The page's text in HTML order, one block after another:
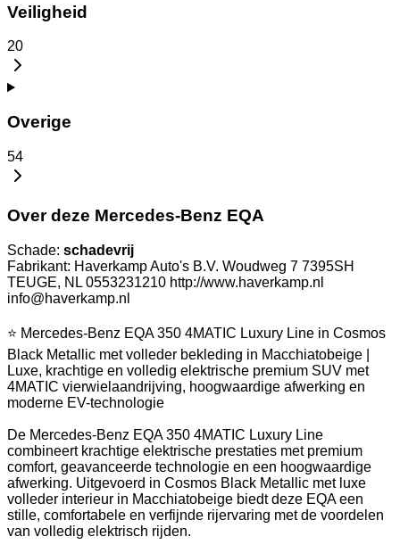
Veiligheid
20
Overige
54
Over deze Mercedes-Benz EQA
Schade: schadevrij
Fabrikant: Haverkamp Auto's B.V. Woudweg 7 7395SH
TEUGE, NL 0553231210 http://www.haverkamp.nl
info@haverkamp.nl
⭐ Mercedes-Benz EQA 350 4MATIC Luxury Line in Cosmos
Black Metallic met volleder bekleding in Macchiatobeige |
Luxe, krachtige en volledig elektrische premium SUV met
4MATIC vierwielaandrijving, hoogwaardige afwerking en
moderne EV-technologie
De Mercedes-Benz EQA 350 4MATIC Luxury Line
combineert krachtige elektrische prestaties met premium
comfort, geavanceerde technologie en een hoogwaardige
afwerking. Uitgevoerd in Cosmos Black Metallic met luxe
volleder interieur in Macchiatobeige biedt deze EQA een
stille, comfortabele en verfijnde rijervaring met de voordelen
van volledig elektrisch rijden.